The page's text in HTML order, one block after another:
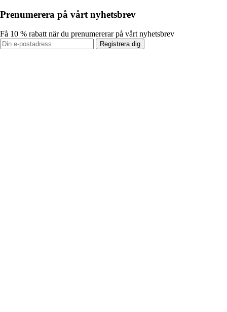
Prenumerera på vårt nyhetsbrev
Få 10 % rabatt när du prenumererar på vårt nyhetsbrev
Registrera dig